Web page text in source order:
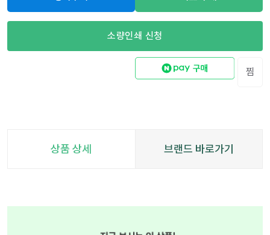
소량인쇄 신청
찜
상품 상세 브랜드 바로가기